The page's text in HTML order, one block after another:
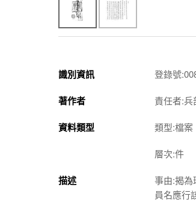
識別資訊 登錄號
著作者 責任者:兵
資料類型 類型:檔案
層次:件
描述
事由:揭為
員名應行